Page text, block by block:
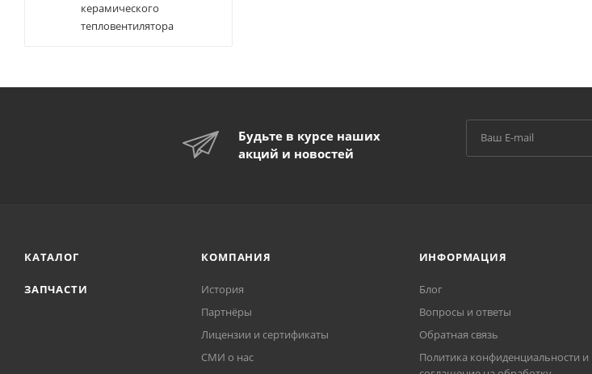
керамического
тепловентилятора
Будьте в курсе наших
акций и новостей
КАТАЛОГ
ЗАПЧАСТИ
КОМПАНИЯ
История
Партнёры
Лицензии и сертификаты
СМИ о нас
ИНФОРМАЦИЯ
Блог
Вопросы и ответы
Обратная связь
Политика конфиденциальности и